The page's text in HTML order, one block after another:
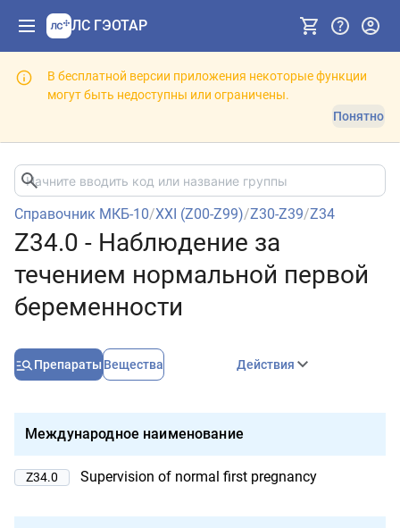
ЛС ГЭОТАР
В бесплатной версии приложения некоторые функции
могут быть недоступны или ограничены.
Понятно
Справочник МКБ-10/XXI (Z00-Z99)/Z30-Z39/Z34
Z34.0 - Наблюдение за
течением нормальной первой
беременности
Препараты Вещества Действия
Международное наименование
Z34.0 Supervision of normal first pregnancy